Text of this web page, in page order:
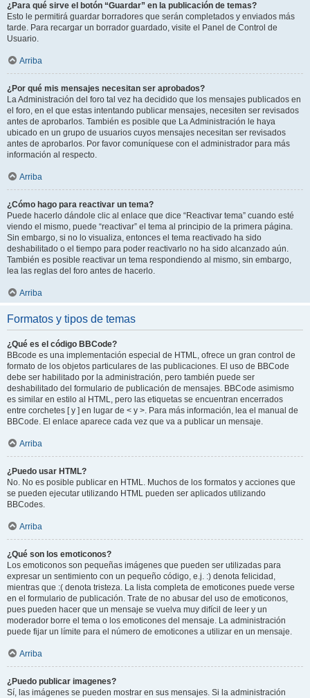
¿Para qué sirve el botón “Guardar” en la publicación de temas?
Esto le permitirá guardar borradores que serán completados y enviados más
tarde. Para recargar un borrador guardado, visite el Panel de Control de
Usuario.
Arriba
¿Por qué mis mensajes necesitan ser aprobados?
La Administración del foro tal vez ha decidido que los mensajes publicados en
el foro, en el que estas intentando publicar mensajes, necesiten ser revisados
antes de aprobarlos. También es posible que La Administración le haya
ubicado en un grupo de usuarios cuyos mensajes necesitan ser revisados
antes de aprobarlos. Por favor comuníquese con el administrador para más
información al respecto.
Arriba
¿Cómo hago para reactivar un tema?
Puede hacerlo dándole clic al enlace que dice “Reactivar tema” cuando esté
viendo el mismo, puede “reactivar” el tema al principio de la primera página.
Sin embargo, si no lo visualiza, entonces el tema reactivado ha sido
deshabilitado o el tiempo para poder reactivarlo no ha sido alcanzado aún.
También es posible reactivar un tema respondiendo al mismo, sin embargo,
lea las reglas del foro antes de hacerlo.
Arriba
Formatos y tipos de temas
¿Qué es el código BBCode?
BBcode es una implementación especial de HTML, ofrece un gran control de
formato de los objetos particulares de las publicaciones. El uso de BBCode
debe ser habilitado por la administración, pero también puede ser
deshabilitado del formulario de publicación de mensajes. BBCode asimismo
es similar en estilo al HTML, pero las etiquetas se encuentran encerrados
entre corchetes [ y ] en lugar de < y >. Para más información, lea el manual de
BBCode. El enlace aparece cada vez que va a publicar un mensaje.
Arriba
¿Puedo usar HTML?
No. No es posible publicar en HTML. Muchos de los formatos y acciones que
se pueden ejecutar utilizando HTML pueden ser aplicados utilizando
BBCodes.
Arriba
¿Qué son los emoticonos?
Los emoticonos son pequeñas imágenes que pueden ser utilizadas para
expresar un sentimiento con un pequeño código, e.j. :) denota felicidad,
mientras que :( denota tristeza. La lista completa de emoticones puede verse
en el formulario de publicación. Trate de no abusar del uso de emoticonos,
pues pueden hacer que un mensaje se vuelva muy difícil de leer y un
moderador borre el tema o los emoticones del mensaje. La administración
puede fijar un límite para el número de emoticones a utilizar en un mensaje.
Arriba
¿Puedo publicar imagenes?
Sí, las imágenes se pueden mostrar en sus mensajes. Si la administración